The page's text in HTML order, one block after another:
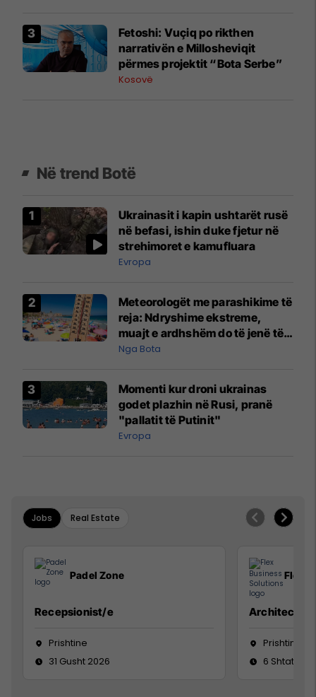
Fetoshi: Vuçiq po rikthen
narrativën e Millosheviqit
përmes projektit “Bota Serbe”
Kosovë
Në trend Botë
Ukrainasit i kapin ushtarët rusë
në befasi, ishin duke fjetur në
strehimoret e kamufluara
Evropa
Meteorologët me parashikime të
reja: Ndryshime ekstreme,
muajt e ardhshëm do të jenë të
pazakontë
Nga Bota
Momenti kur droni ukrainas
godet plazhin në Rusi, pranë
"pallatit të Putinit"
Evropa
Jobs Real Estate
Padel Zone
Recepsionist/e
Prishtine
31 Gusht 2026
Flex
Architect
Prishtinë
6 Shtator